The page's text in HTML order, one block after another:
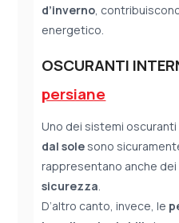
d’inverno,
energetico.
OSCURANTI
persiane
Uno dei sistemi oscuranti
dal sole sono
rappresentano anche dei
sicurezza.
D’altro canto, invece, le